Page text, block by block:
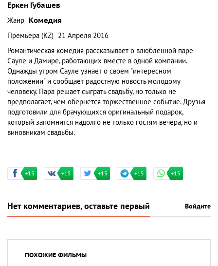
Еркен Губашев
Жанр Комедия
Премьера (KZ) 21 Апреля 2016
Романтическая комедия рассказывает о влюбленной паре
Сауле и Дамире, работающих вместе в одной компании.
Однажды утром Сауле узнает о своем "интересном
положении" и сообщает радостную новость молодому
человеку. Пара решает сыграть свадьбу, но только не
предполагает, чем обернется торжественное событие. Друзья
подготовили для брачующихся оригинальный подарок,
который запомнится надолго не только гостям вечера, но и
виновникам свадьбы.
+15 +15 +15 +15 +15
Нет комментариев, оставьте первый Войдите
ПОХОЖИЕ ФИЛЬМЫ